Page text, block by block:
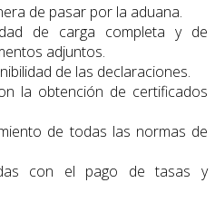
de pasar por la aduana.
de carga completa y de
adjuntos.
de las declaraciones.
la obtención de certificados
de todas las normas de
con el pago de tasas y